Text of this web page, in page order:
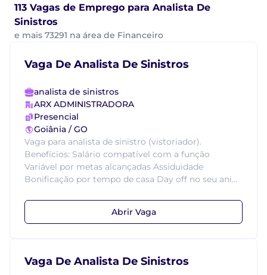
113 Vagas de Emprego para Analista De
Sinistros
e mais 73291 na área de Financeiro
Vaga De Analista De Sinistros
analista de sinistros
ARX ADMINISTRADORA
Presencial
Goiânia / GO
Vaga para analista de sinistro (vistoriador).
Benefícios: Salário compatível com a função
Variável por metas alcançadas Assiduidade
Bonificação por tempo de casa Day off no seu ani...
Abrir Vaga
Vaga De Analista De Sinistros